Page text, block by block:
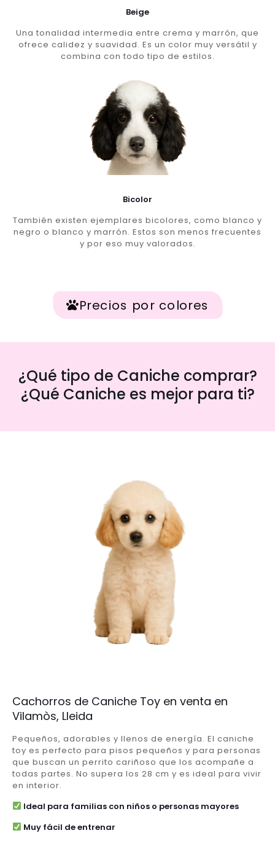
Beige
Una tonalidad intermedia entre crema y marrón, que
ofrece calidez y suavidad. Es un color muy versátil y
combina con todo tipo de estilos.
Bicolor
También existen ejemplares bicolores, como blanco y
negro o blanco y marrón. Estos son menos frecuentes
y por eso muy valorados.
Precios por colores
¿Qué tipo de Caniche comprar?
¿Qué Caniche es mejor para ti?
Cachorros de Caniche Toy en venta en
Vilamòs, Lleida
Pequeños, adorables y llenos de energía. El caniche
toy es perfecto para pisos pequeños y para personas
que buscan un perrito cariñoso que los acompañe a
todas partes. No supera los 28 cm y es ideal para vivir
en interior.
Ideal para familias con niños o personas mayores
Muy fácil de entrenar